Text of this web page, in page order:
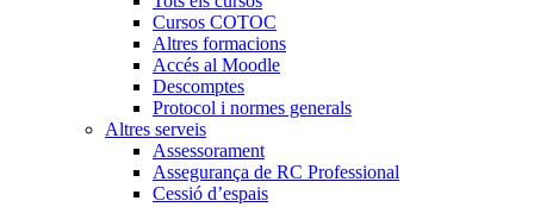
Cursos COTOC
Altres formacions
Accés al Moodle
Descomptes
Protocol i normes generals
Altres serveis
Assessorament
Assegurança de RC Professional
Cessió d’espais